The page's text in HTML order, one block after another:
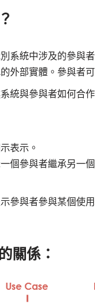
系統中涉及的參與
外部實體。參與者
統與參與者如何合
表示。
個參與者繼承另一
參與者參與某個使
關係：